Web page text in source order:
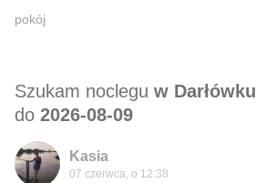
pokój
Szukam noclegu w Darłówku
do 2026-08-09
Kasia
07 czerwca, o 12:38